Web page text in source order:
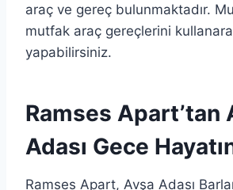
araç ve gereç bulunmaktadır.
mutfak araç gereçlerini
yapabilirsiniz.
Ramses Apart’tan
Adası Gece
Ramses Apart, Avşa Adası